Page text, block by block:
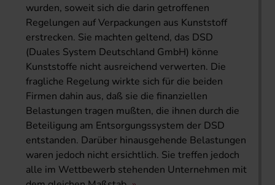
wurden, soweit sich die darin getroffenen
Regelungen auf Verpackungen aus Kunststoff
erstrecken. Sie machten geltend, das DSD
(Duales System Deutschland GmbH) könne
Kunststoffe nicht ausreichend verwerten. Die
fragliche Regelung wirkte sich für die beiden
Firmen dahin aus, daß sie die finanziellen
Belastungen tragen mußten, die ihnen durch die
Beteiligung am Entsorgungssystem der DSD
entstanden. Darüber hinausgehende Belastungen
waren jedoch nicht ersichtlich. Sie treffen jedoch
alle im Wettbewerb stehenden Unternehmen mit